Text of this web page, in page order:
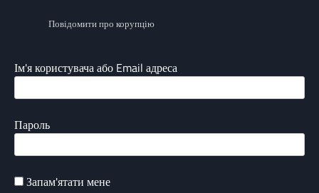
Повідомити про корупцію
Ім'я користувача або Email адреса
Пароль
Запам'ятати мене